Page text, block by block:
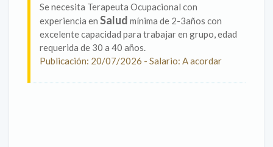
Se necesita Terapeuta Ocupacional con
experiencia en Salud mínima de 2-3años con
excelente capacidad para trabajar en grupo, edad
requerida de 30 a 40 años.
Publicación: 20/07/2026 - Salario: A acordar